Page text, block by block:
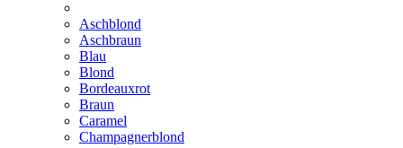
Aschblond
Aschbraun
Blau
Blond
Bordeauxrot
Braun
Caramel
Champagnerblond